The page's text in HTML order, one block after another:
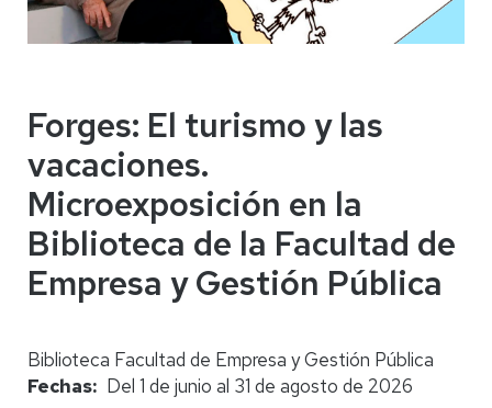
Forges: El turismo y las
vacaciones.
Microexposición en la
Biblioteca de la Facultad de
Empresa y Gestión Pública
Biblioteca Facultad de Empresa y Gestión Pública
Fechas
Del 1 de junio al 31 de agosto de 2026